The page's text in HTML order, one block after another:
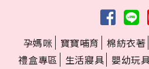
孕媽咪 寶寶哺育 棉紡衣著
禮盒專區
生活寢具 嬰幼玩